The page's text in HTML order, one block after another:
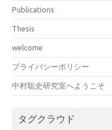
Publications
Thesis
welcome
プライバシーポリシー
中村聡史研究室へようこそ
タグクラウド